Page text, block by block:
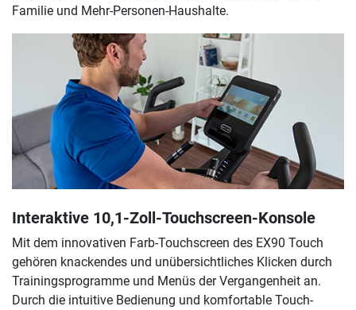
Familie und Mehr-Personen-Haushalte.
Interaktive 10,1-Zoll-Touchscreen-Konsole
Mit dem innovativen Farb-Touchscreen des EX90 Touch
gehören knackendes und unübersichtliches Klicken durch
Trainingsprogramme und Menüs der Vergangenheit an.
Durch die intuitive Bedienung und komfortable Touch-